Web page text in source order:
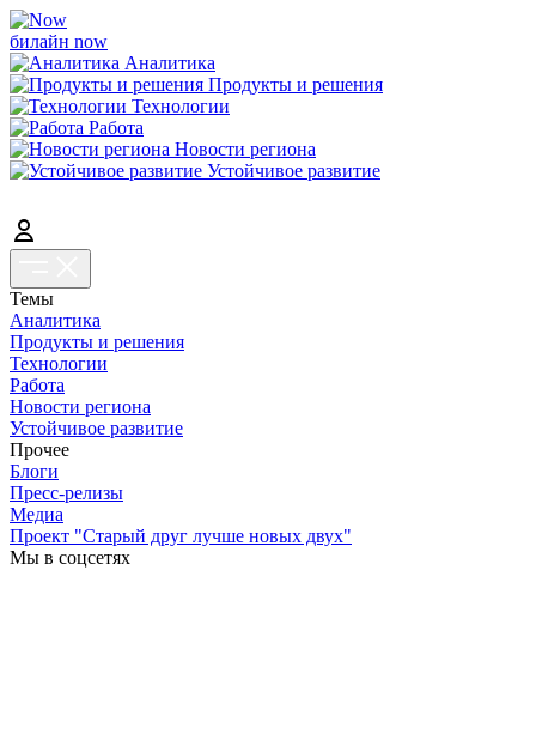
билайн now
Аналитика
Продукты и решения
Технологии
Работа
Новости региона
Устойчивое развитие
Темы
Аналитика
Продукты и решения
Технологии
Работа
Новости региона
Устойчивое развитие
Прочее
Блоги
Пресс-релизы
Медиа
Проект "Старый друг лучше новых двух"
Мы в соцсетях